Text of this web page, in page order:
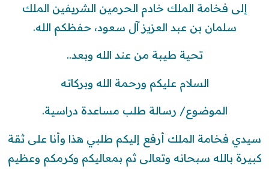
إلى فخامة الملك خادم الحرمين الشريفين الملك
سلمان بن عبد العزيز آل سعود، حفظكم الله.
تحية طيبة من عند الله وبعد..
السلام عليكم ورحمة الله وبركاته
الموضوع/ رسالة طلب مساعدة دراسية.
سيدي فخامة الملك أرفع إليكم طلبي هذا وأنا على ثقة
كبيرة بالله سبحانه وتعالى ثم بمعاليكم وكرمكم وعظيم